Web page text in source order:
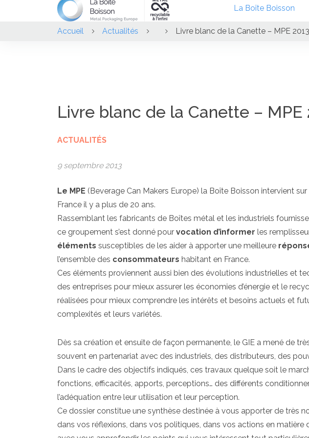
La Boîte Boisson
Accueil Actualités Livre blanc de la Canette – MPE 2013
Livre blanc de la Canette – MPE
ACTUALITÉS
9 septembre 2013
Le MPE (Beverage Can Makers Europe) la Boîte Boisson intervient
France il y a plus de 20 ans.
Rassemblant les fabricants de Boîtes métal et les industriels
ce groupement s’est donné pour vocation d’informer les
éléments susceptibles de les aider à apporter une meilleure
l’ensemble des consommateurs habitant en France.
Ces éléments proviennent aussi bien des évolutions industrielles et
des entreprises pour mieux assurer les économies d’énergie et le
réalisées pour mieux comprendre les intérêts et besoins actuels et
complexités et leurs variétés.
Dès sa création et ensuite de façon permanente, le GIE a mené de
souvent en partenariat avec des industriels, des distributeurs, des
Dans le cadre des objectifs indiqués, ces travaux quelque soit le
fonctions, efficacités, apports, perceptions… des différents
l’adéquation entre leur utilisation et leur perception.
Ce dossier constitue une synthèse destinée à vous apporter de très
dans vos réflexions, dans vos politiques, dans vos actions en